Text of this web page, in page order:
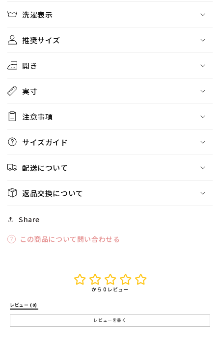
を
ら
洗濯表示
推奨サイズ
開き
実寸
注意事項
サイズガイド
配送について
返品交換について
Share
この商品について問い合わせる
から 0 レビュー
レビュー (0)
レビューを書く